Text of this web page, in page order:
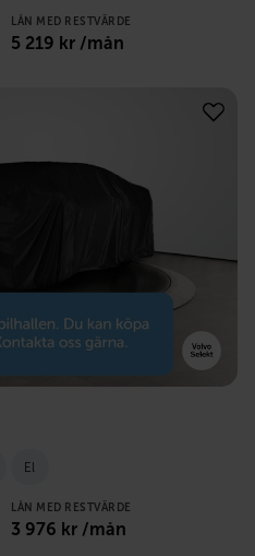
LÅN MED RESTVÄRDE
5 219 kr /mån
El
LÅN MED RESTVÄRDE
3 976 kr /mån